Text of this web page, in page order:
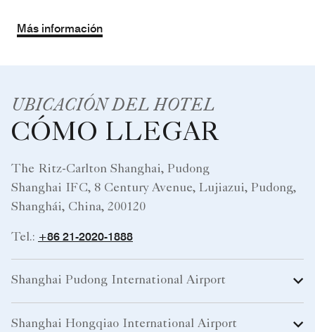
Más información
UBICACIÓN DEL HOTEL
CÓMO LLEGAR
The Ritz-Carlton Shanghai, Pudong
Shanghai IFC, 8 Century Avenue, Lujiazui, Pudong,
Shanghái, China, 200120
Tel.: +86 21-2020-1888
Shanghai Pudong International Airport
Shanghai Hongqiao International Airport